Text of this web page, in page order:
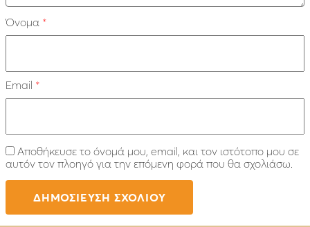
Όνομα *
Email *
Αποθήκευσε το όνομά μου, email, και τον ιστότοπο μου σε
αυτόν τον πλοηγό για την επόμενη φορά που θα σχολιάσω.